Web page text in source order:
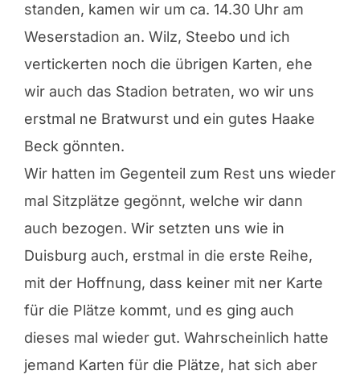
standen, kamen wir um ca. 14.30 Uhr am
Weserstadion an. Wilz, Steebo und ich
vertickerten noch die übrigen Karten, ehe
wir auch das Stadion betraten, wo wir uns
erstmal ne Bratwurst und ein gutes Haake
Beck gönnten.
Wir hatten im Gegenteil zum Rest uns wieder
mal Sitzplätze gegönnt, welche wir dann
auch bezogen. Wir setzten uns wie in
Duisburg auch, erstmal in die erste Reihe,
mit der Hoffnung, dass keiner mit ner Karte
für die Plätze kommt, und es ging auch
dieses mal wieder gut. Wahrscheinlich hatte
jemand Karten für die Plätze, hat sich aber